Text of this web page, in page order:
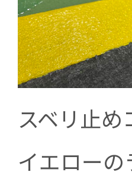
スベリ止め
イエローの